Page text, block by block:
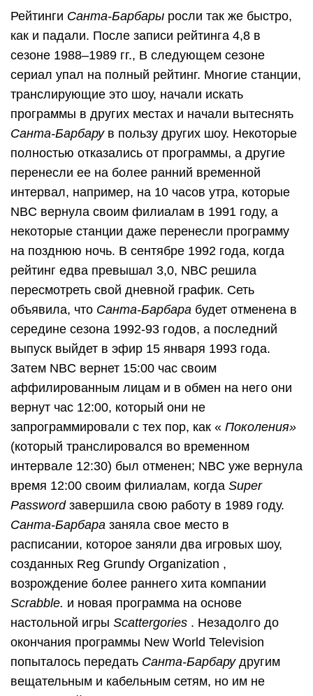
Рейтинги Санта-Барбары росли так же быстро,
как и падали. После записи рейтинга 4,8 в
сезоне 1988–1989 гг., В следующем сезоне
сериал упал на полный рейтинг. Многие станции,
транслирующие это шоу, начали искать
программы в других местах и ​​начали вытеснять
Санта-Барбарув пользу других шоу. Некоторые
полностью отказались от программы, а другие
перенесли ее на более ранний временной
интервал, например, на 10 часов утра, которые
NBC вернула своим филиалам в 1991 году, а
некоторые станции даже перенесли программу
на позднюю ночь. В сентябре 1992 года, когда
рейтинг едва превышал 3,0, NBC решила
пересмотреть свой дневной график. Сеть
объявила, что Санта-Барбара будет отменена в
середине сезона 1992-93 годов, а последний
выпуск выйдет в эфир 15 января 1993 года.
Затем NBC вернет 15:00 час своим
аффилированным лицам и в обмен на него они
вернут час 12:00, который они не
запрограммировали с тех пор, как « Поколения»
(который транслировался во временном
интервале 12:30) был отменен; NBC уже вернула
время 12:00 своим филиалам, когда Super
Passwordзавершила свою работу в 1989 году.
Санта-Барбара заняла свое место в
расписании, которое заняли два игровых шоу,
созданных Reg Grundy Organization ,
возрождение более раннего хита компании
Scrabble. и новая программа на основе
настольной игры Scattergories . Незадолго до
окончания программы New World Television
попыталось передать Санта-Барбарудругим
вещательным и кабельным сетям, но им не